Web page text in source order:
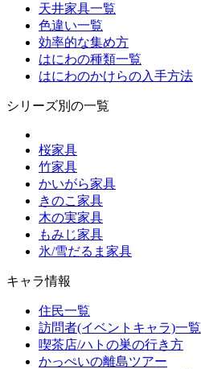
天井家具一覧
色違い一覧
効率的な集め方
はにわの種類一覧
はにわのかけらの入手方法
シリーズ別の一覧
桜家具
竹家具
かいがら家具
きのこ家具
木の実家具
もみじ家具
氷/雪だるま家具
キャラ情報
住民一覧
訪問者(イベントキャラ)一覧
喫茶店/ハトの巣の行き方
かっぺいの離島ツアー